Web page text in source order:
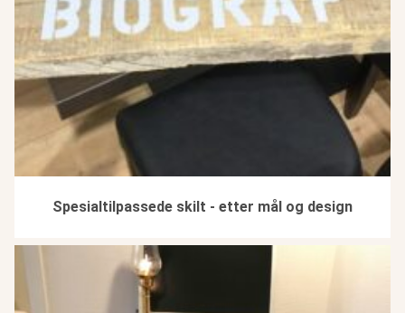
Spesialtilpassede skilt - etter mål og design